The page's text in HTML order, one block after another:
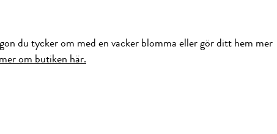
du tycker om med en vacker blomma eller gör ditt hem mer
om butiken här.